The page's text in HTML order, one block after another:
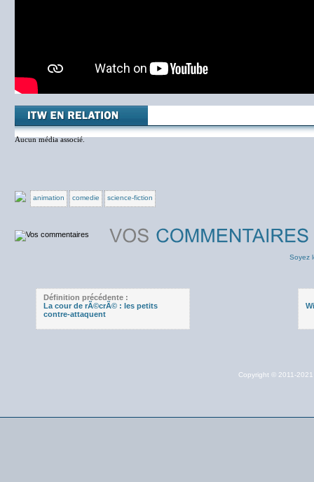
Aucun média associé.
animation comedie science-fiction
Soyez
Définition précédente :
La cour de rÃ©crÃ© : les petits
contre-attaquent
Copyright © 2011-